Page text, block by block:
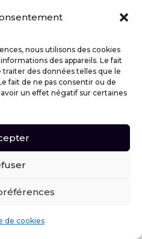
nous utilisons des cookies
des appareils. Le fait
des données telles que le
fait de ne pas consentir ou de
un effet négatif sur certaines
de cookies
elle en aura eu
conviendront alors
de l’exécution du
soumis au droit
ou tout litige
ou son
expressément.